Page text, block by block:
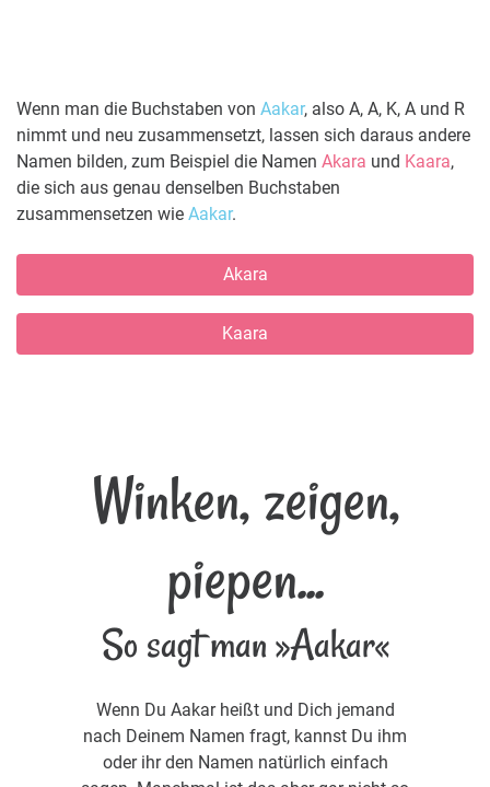
Wenn man die Buchstaben von Aakar, also A, A, K, A und R
nimmt und neu zusammensetzt, lassen sich daraus andere
Namen bilden, zum Beispiel die Namen Akara und Kaara,
die sich aus genau denselben Buchstaben
zusammensetzen wie Aakar.
Akara
Kaara
Winken, zeigen,
piepen...
So sagt man »Aakar«
Wenn Du Aakar heißt und Dich jemand
nach Deinem Namen fragt, kannst Du ihm
oder ihr den Namen natürlich einfach